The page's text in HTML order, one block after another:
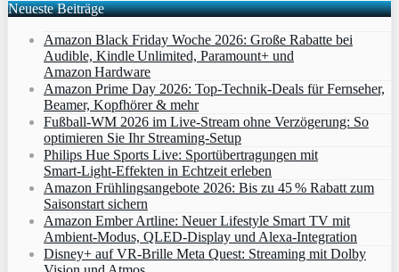
Neueste Beiträge
Amazon Black Friday Woche 2026: Große Rabatte bei
Audible, Kindle Unlimited, Paramount+ und
Amazon Hardware
Amazon Prime Day 2026: Top-Technik-Deals für Fernseher,
Beamer, Kopfhörer & mehr
Fußball-WM 2026 im Live-Stream ohne Verzögerung: So
optimieren Sie Ihr Streaming-Setup
Philips Hue Sports Live: Sportübertragungen mit
Smart‑Light‑Effekten in Echtzeit erleben
Amazon Frühlingsangebote 2026: Bis zu 45 % Rabatt zum
Saisonstart sichern
Amazon Ember Artline: Neuer Lifestyle Smart TV mit
Ambient‑Modus, QLED‑Display und Alexa‑Integration
Disney+ auf VR-Brille Meta Quest: Streaming mit Dolby